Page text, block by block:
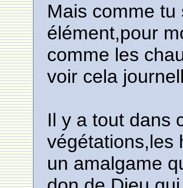
Mais comme
élément,pour
comme les
voir cela
Il y a tout dans
végétations,les
un amalgame